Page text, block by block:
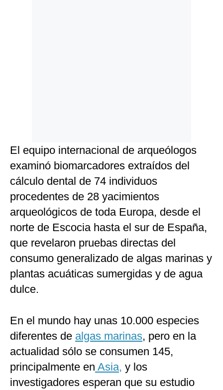
El equipo internacional de arqueólogos
examinó biomarcadores extraídos del
cálculo dental de 74 individuos
procedentes de 28 yacimientos
arqueológicos de toda Europa, desde el
norte de Escocia hasta el sur de España,
que revelaron pruebas directas del
consumo generalizado de algas marinas y
plantas acuáticas sumergidas y de agua
dulce.
En el mundo hay unas 10.000 especies
diferentes de algas marinas, pero en la
actualidad sólo se consumen 145,
principalmente en Asia, y los
investigadores esperan que su estudio